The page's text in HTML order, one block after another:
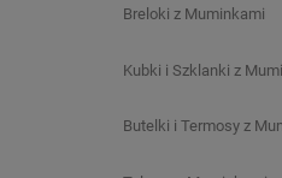
Breloki z Muminkami
Kubki i Szklanki z
Butelki i Termosy z